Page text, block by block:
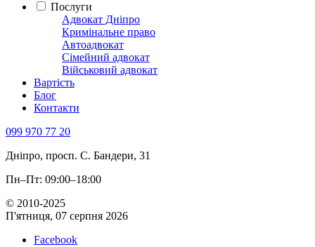
Послуги
Адвокат Дніпро
Кримінальне право
Автоадвокат
Сімейний адвокат
Військовий адвокат
Вартість
Блог
Контакти
099 970 77 20
Дніпро, просп. С. Бандери, 31
Пн–Пт: 09:00–18:00
© 2010-2025
П'ятниця, 07 серпня 2026
Facebook